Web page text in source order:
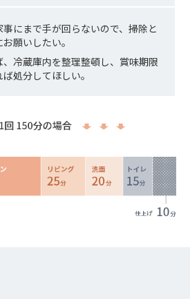
にまで手が回らないので、掃除と
願いしたい。
冷蔵庫内を整理整頓し、賞味期限
処分してほしい。